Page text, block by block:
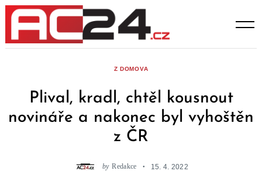
Skip
content
Z DOMOVA
Plival, kradl, chtěl kousnout
novináře a nakonec byl vyhoštěn
z ČR
by Redakce 15. 4. 2022